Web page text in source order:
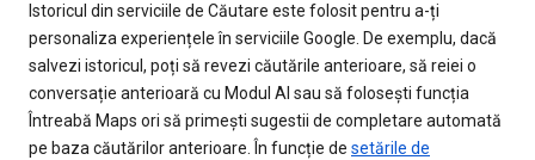
Istoricul din serviciile de Căutare este folosit pentru a-ți
personaliza experiențele în serviciile Google. De exemplu, dacă
salvezi istoricul, poți să revezi căutările anterioare, să reiei o
conversație anterioară cu Modul AI sau să folosești funcția
Întreabă Maps ori să primești sugestii de completare automată
pe baza căutărilor anterioare. În funcție de setările de